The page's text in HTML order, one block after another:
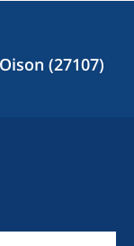
(27107)